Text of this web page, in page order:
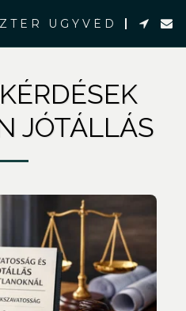
ÜGYVÉD
JÓTÁLLÁS